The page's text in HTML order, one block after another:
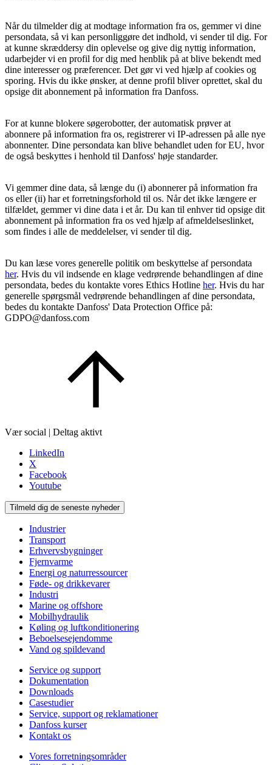
Når du tilmelder dig at modtage information fra os, gemmer vi dine
persondata, så vi kan personliggøre det indhold, vi sender til dig. For
at kunne skræddersy din oplevelse og give dig nyttig information,
udarbejder vi en profil for dig med henblik på at blive bekendt med
dine interesser og præferencer. Det gør vi ved hjælp af cookies og
sporing. Hvis du ikke ønsker, at denne profil bliver oprettet, skal du
opsige dit abonnement på information fra Danfoss.
For at kunne blokere søgerobotter, der automatisk prøver at
abonnere på information fra os, registrerer vi IP-adressen på alle nye
abonnenter. Dine persondata kan blive behandlet uden for EU, hvor
de også beskyttes i henhold til Danfoss' høje standarder.
Vi gemmer dine data, så længe du (i) abonnerer på information fra
os eller (ii) har et forretningsforhold til os. Når det ikke længere er
tilfældet, gemmer vi dine data i et år. Du kan til enhver tid opsige dit
abonnement på information fra os ved hjælp af afmeldelseslinket,
som findes i alle de meddelelser, vi sender til dig.
Du kan læse vores generelle politik om beskyttelse af persondata
her. Hvis du vil indsende en klage vedrørende behandlingen af dine
persondata, bedes du kontakte vores Ethics Hotline her. Hvis du har
generelle spørgsmål vedrørende behandlingen af dine persondata,
bedes du kontakte Danfoss' Data Protection Office på:
GDPO@danfoss.com
Vær social | Deltag aktivt
LinkedIn
X
Facebook
Youtube
Tilmeld dig de seneste nyheder
Industrier
Transport
Erhvervsbygninger
Fjernvarme
Energi og naturressourcer
Føde- og drikkevarer
Industri
Marine og offshore
Mobilhydraulik
Køling og luftkonditionering
Beboelsesejendomme
Vand og spildevand
Service og support
Dokumentation
Downloads
Casestudier
Service, support og reklamationer
Danfoss kurser
Kontakt os
Vores forretningsområder